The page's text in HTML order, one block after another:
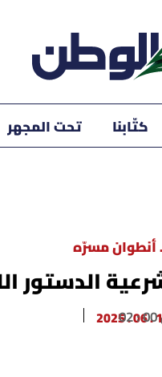
كتّابنا تحت المجهر
أنطوان مسرّه
الدستور
13